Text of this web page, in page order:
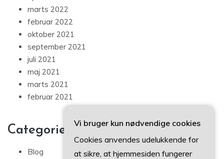
marts 2022
februar 2022
oktober 2021
september 2021
juli 2021
maj 2021
marts 2021
februar 2021
Categories
Blog
Vi bruger kun nødvendige cookies
Cookies anvendes udelukkende for
at sikre, at hjemmesiden fungerer